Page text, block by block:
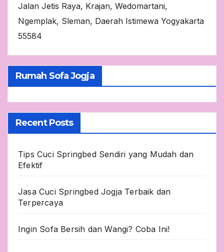
Jalan Jetis Raya, Krajan, Wedomartani,
Ngemplak, Sleman, Daerah Istimewa Yogyakarta
55584
Rumah Sofa Jogja
Recent Posts
Tips Cuci Springbed Sendiri yang Mudah dan
Efektif
Jasa Cuci Springbed Jogja Terbaik dan
Terpercaya
Ingin Sofa Bersih dan Wangi? Coba Ini!